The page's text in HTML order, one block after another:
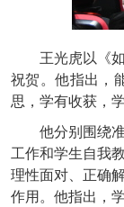
王光虎以《
祝贺。他指出，
思，学有收获，
他分别围绕
工作和学生自我
理性面对、正确
作用。他指出，